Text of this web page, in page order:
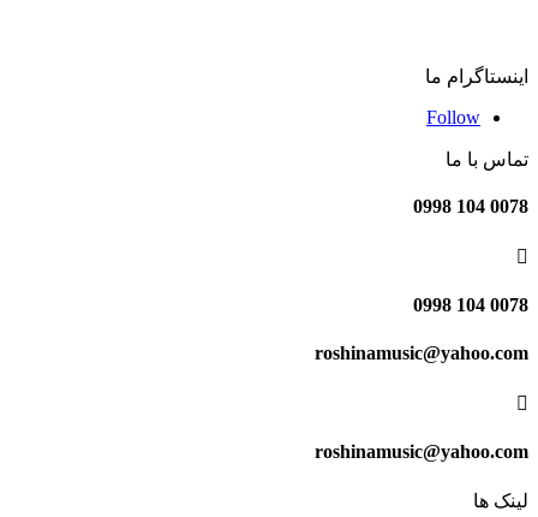
اینستاگرام ما
Follow
تماس با ما
0078 104 0998

0078 104 0998
roshinamusic@yahoo.com

roshinamusic@yahoo.com
لینک ها